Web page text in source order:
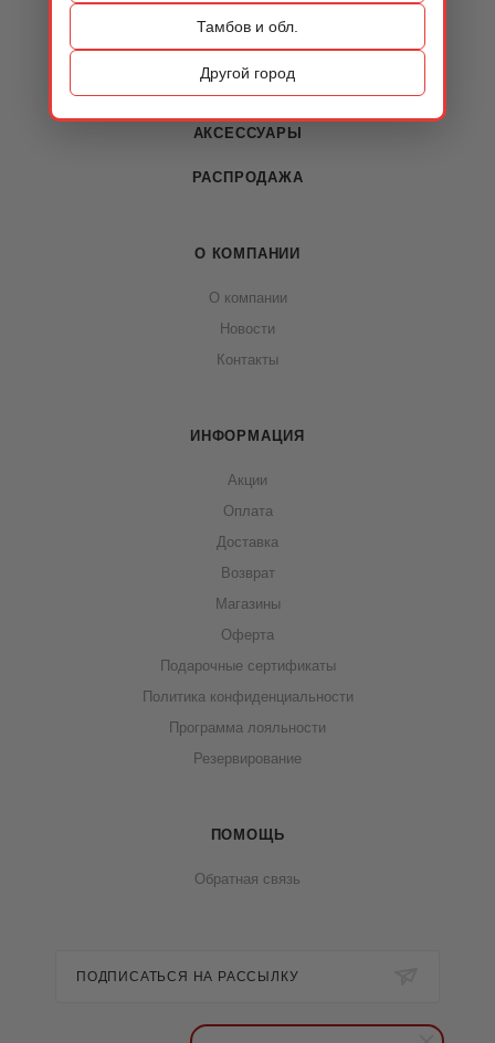
Тамбов и обл.
Другой город
ОБУВЬ
АКСЕССУАРЫ
РАСПРОДАЖА
О КОМПАНИИ
О компании
Новости
Контакты
ИНФОРМАЦИЯ
Акции
Оплата
Доставка
Возврат
Магазины
Оферта
Подарочные сертификаты
Политика конфиденциальности
Программа лояльности
Резервирование
ПОМОЩЬ
Обратная связь
ПОДПИСАТЬСЯ НА РАССЫЛКУ